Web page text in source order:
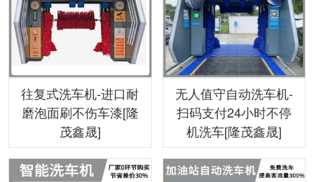
往复式洗车机-进口耐
磨泡面刷不伤车漆[隆
茂鑫晟]
无人值守自动洗车机-
扫码支付24小时不停
机洗车[隆茂鑫晟]